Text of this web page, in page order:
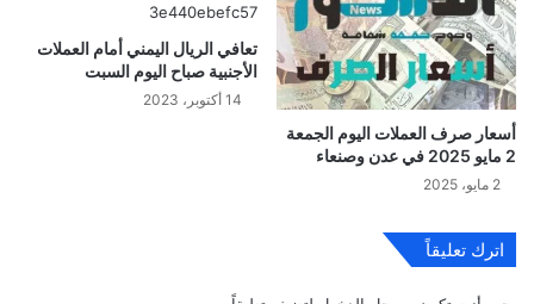
أسعار صرف العملات اليوم الجمعة
2 مايو 2025 في عدن وصنعاء
2 مايو، 2025
تعافي الريال اليمني أمام العملات
الأجنبية صباح اليوم السبت
14 أكتوبر، 2023
اترك تعليقاً